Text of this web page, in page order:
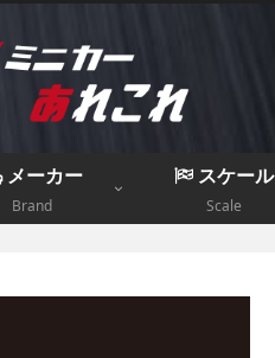
メーカー
Brand
スケール
Scale